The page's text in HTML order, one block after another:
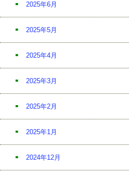
2025年6月
2025年5月
2025年4月
2025年3月
2025年2月
2025年1月
2024年12月